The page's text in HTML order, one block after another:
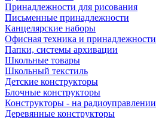
Принадлежности для рисования
Письменные принадлежности
Канцелярские наборы
Офисная техника и принадлежности
Папки, системы архивации
Школьные товары
Школьный текстиль
Детские конструкторы
Блочные конструкторы
Конструкторы - на радиоуправлении
Деревянные конструкторы